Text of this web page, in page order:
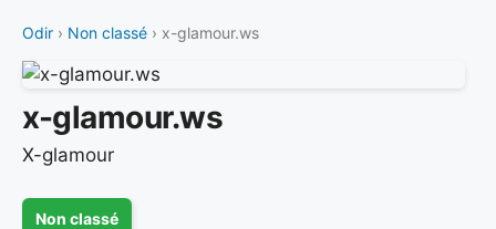
Odir › Non classé › x-glamour.ws
x-glamour.ws
X-glamour
Non classé